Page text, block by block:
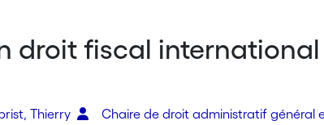
droit fiscal
Thierry
Chaire de droit administratif général